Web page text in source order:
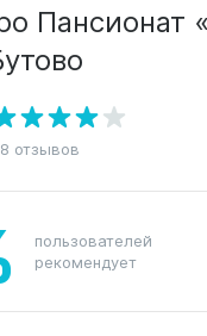
Пансионат
отзывов
пользователей
рекомендует